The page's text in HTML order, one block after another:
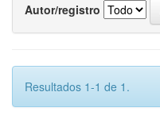
Autor/registro
Resultados 1-1 de 1.